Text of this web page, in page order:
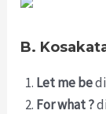
B.
Let me be
For what ?